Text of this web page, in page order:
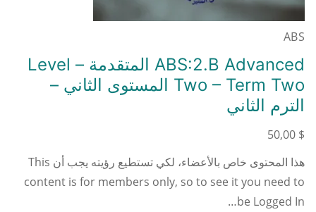
ABS
ABS:2.B Advanced المتقدمة – Level
Two – Term Two المستوى الثاني –
الترم الثاني
50,00 $
هذا المحتوى خاص بالأعضاء، لكي تستطيع رؤيته يجب أن This
content is for members only, so to see it you need to
be Logged In…